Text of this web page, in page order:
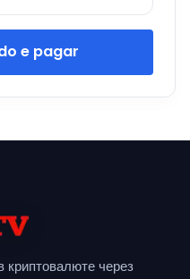
e pagar
через